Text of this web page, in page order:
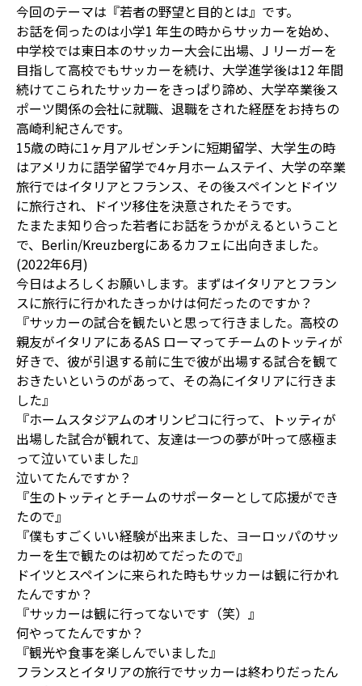
今回のテーマは『若者の野望と目的とは』です。
お話を伺ったのは小学1 年生の時からサッカーを始め、
中学校では東日本のサッカー大会に出場、J リーガーを
目指して高校でもサッカーを続け、大学進学後は12 年間
続けてこられたサッカーをきっぱり諦め、大学卒業後ス
ポーツ関係の会社に就職、退職をされた経歴をお持ちの
高崎利紀さんです。
15歳の時に1ヶ月アルゼンチンに短期留学、大学生の時
はアメリカに語学留学で4ヶ月ホームステイ、大学の卒業
旅行ではイタリアとフランス、その後スペインとドイツ
に旅行され、ドイツ移住を決意されたそうです。
たまたま知り合った若者にお話をうかがえるということ
で、Berlin/Kreuzbergにあるカフェに出向きました。
(2022年6月)
今日はよろしくお願いします。まずはイタリアとフラン
スに旅行に行かれたきっかけは何だったのですか？
『サッカーの試合を観たいと思って行きました。高校の
親友がイタリアにあるAS ローマってチームのトッティが
好きで、彼が引退する前に生で彼が出場する試合を観て
おきたいというのがあって、その為にイタリアに行きま
した』
『ホームスタジアムのオリンピコに行って、トッティが
出場した試合が観れて、友達は一つの夢が叶って感極ま
って泣いていました』
泣いてたんですか？
『生のトッティとチームのサポーターとして応援ができ
たので』
『僕もすごくいい経験が出来ました、ヨーロッパのサッ
カーを生で観たのは初めてだったので』
ドイツとスペインに来られた時もサッカーは観に行かれ
たんですか？
『サッカーは観に行ってないです（笑）』
何やってたんですか？
『観光や食事を楽しんでいました』
フランスとイタリアの旅行でサッカーは終わりだったん